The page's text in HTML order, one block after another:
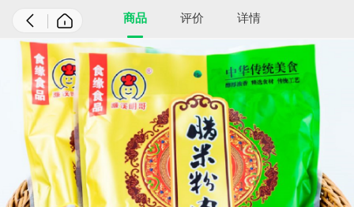
商品 评价 详情